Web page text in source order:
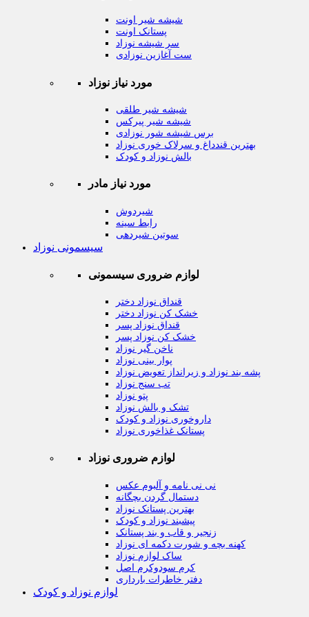
شیشه شیر اونت
پستانک اونت
سر شیشه نوزاد
ست آغازین نوزادی
مورد نیاز نوزاد
شیشه شیر طلقی
شیشه شیر پیرکس
برس شیشه شور نوزادی
بهترین قندداغ و سرلاک خوری نوزاد
بالش نوزاد و کودک
مورد نیاز مادر
شیردوش
رابط سینه
سوتین شیردهی
سیسمونی نوزاد
لوازم ضروری سیسمونی
قنداق نوزاد دختر
خشک کن نوزاد دختر
قنداق نوزاد پسر
خشک کن نوزاد پسر
ناخن گیر نوزاد
پوار بینی نوزاد
پشه بند نوزاد و زیرانداز تعویض نوزاد
تب سنج نوزاد
پتو نوزاد
تشک و بالش نوزاد
داروخوری نوزاد و کودک
پستانک غذاخوری نوزاد
لوازم ضروری نوزاد
نی نی نامه و آلبوم عکس
دستمال گردن بچگانه
بهترین پستانک نوزاد
پیشبند نوزاد و کودک
زنجیر و قاب و بند پستانک
کهنه بچه و شورت دکمه ای نوزاد
ساک لوازم نوزاد
کرم سودوکرم اصل
دفتر خاطرات بارداری
لوازم نوزاد و کودک